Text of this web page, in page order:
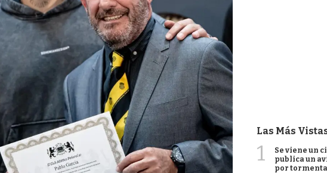
Las Más
1
Se viene un
publica un
por